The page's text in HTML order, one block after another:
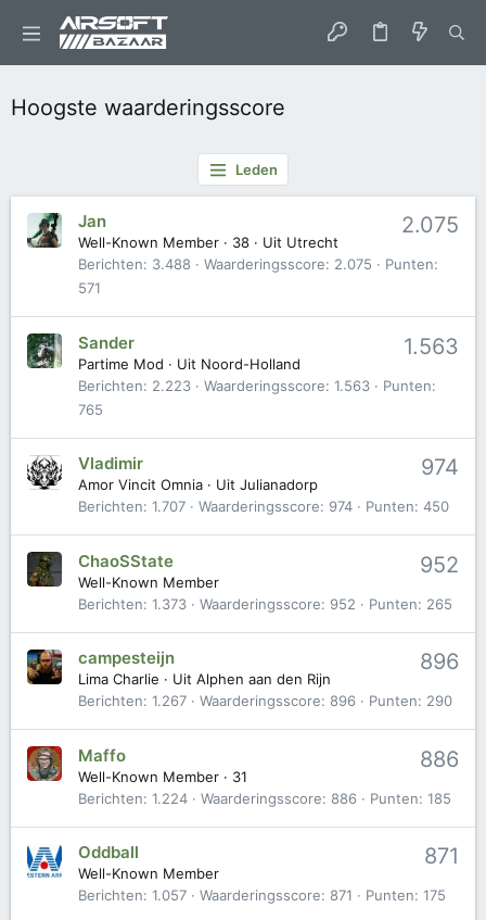
Hoogste waarderingsscore
Leden
2.075
Jan
Well-Known Member · 38 · Uit Utrecht
Berichten
3.488 Waarderingsscore 2.075
Punten
571
1.563
Sander
Partime Mod · Uit Noord-Holland
Berichten
2.223 Waarderingsscore 1.563
Punten
765
974
Vladimir
Amor Vincit Omnia · Uit Julianadorp
Berichten 1.707 Waarderingsscore 974 Punten 450
952
ChaoSState
Well-Known Member
Berichten 1.373 Waarderingsscore 952 Punten 265
896
campesteijn
Lima Charlie · Uit Alphen aan den Rijn
Berichten 1.267 Waarderingsscore 896 Punten 290
886
Maffo
Well-Known Member · 31
Berichten 1.224 Waarderingsscore 886 Punten 185
871
Oddball
Well-Known Member
Berichten 1.057 Waarderingsscore 871 Punten 175